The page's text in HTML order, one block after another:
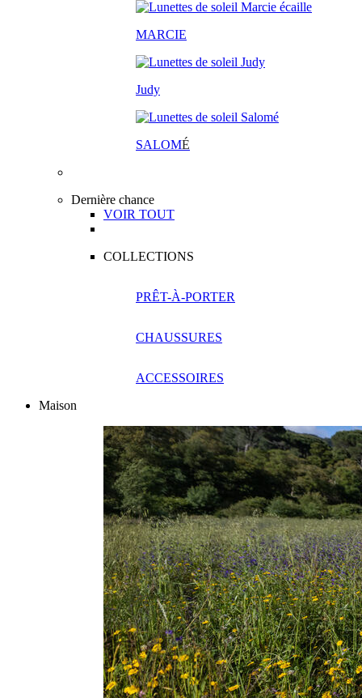
MARCIE
Judy
SALOMÉ
Dernière chance
VOIR TOUT
COLLECTIONS
PRÊT-À-PORTER
CHAUSSURES
ACCESSOIRES
Maison